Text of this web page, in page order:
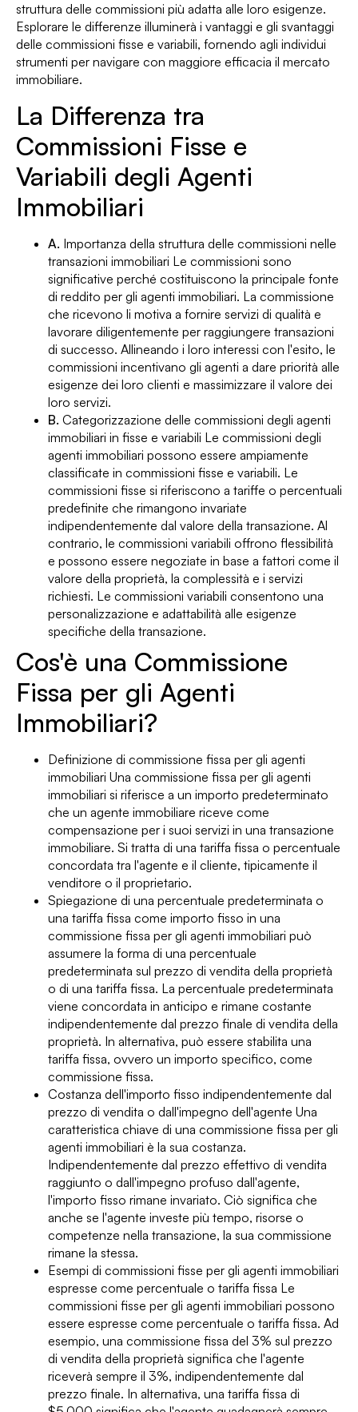
struttura delle commissioni più adatta alle loro esigenze.
Esplorare le differenze illuminerà i vantaggi e gli svantaggi
delle commissioni fisse e variabili, fornendo agli individui
strumenti per navigare con maggiore efficacia il mercato
immobiliare.
La Differenza tra
Commissioni Fisse e
Variabili degli Agenti
Immobiliari
A. Importanza della struttura delle commissioni nelle
transazioni immobiliari Le commissioni sono
significative perché costituiscono la principale fonte
di reddito per gli agenti immobiliari. La commissione
che ricevono li motiva a fornire servizi di qualità e
lavorare diligentemente per raggiungere transazioni
di successo. Allineando i loro interessi con l'esito, le
commissioni incentivano gli agenti a dare priorità alle
esigenze dei loro clienti e massimizzare il valore dei
loro servizi.
B. Categorizzazione delle commissioni degli agenti
immobiliari in fisse e variabili Le commissioni degli
agenti immobiliari possono essere ampiamente
classificate in commissioni fisse e variabili. Le
commissioni fisse si riferiscono a tariffe o percentuali
predefinite che rimangono invariate
indipendentemente dal valore della transazione. Al
contrario, le commissioni variabili offrono flessibilità
e possono essere negoziate in base a fattori come il
valore della proprietà, la complessità e i servizi
richiesti. Le commissioni variabili consentono una
personalizzazione e adattabilità alle esigenze
specifiche della transazione.
Cos'è una Commissione
Fissa per gli Agenti
Immobiliari?
Definizione di commissione fissa per gli agenti
immobiliari Una commissione fissa per gli agenti
immobiliari si riferisce a un importo predeterminato
che un agente immobiliare riceve come
compensazione per i suoi servizi in una transazione
immobiliare. Si tratta di una tariffa fissa o percentuale
concordata tra l'agente e il cliente, tipicamente il
venditore o il proprietario.
Spiegazione di una percentuale predeterminata o
una tariffa fissa come importo fisso in una
commissione fissa per gli agenti immobiliari può
assumere la forma di una percentuale
predeterminata sul prezzo di vendita della proprietà
o di una tariffa fissa. La percentuale predeterminata
viene concordata in anticipo e rimane costante
indipendentemente dal prezzo finale di vendita della
proprietà. In alternativa, può essere stabilita una
tariffa fissa, ovvero un importo specifico, come
commissione fissa.
Costanza dell'importo fisso indipendentemente dal
prezzo di vendita o dall'impegno dell'agente Una
caratteristica chiave di una commissione fissa per gli
agenti immobiliari è la sua costanza.
Indipendentemente dal prezzo effettivo di vendita
raggiunto o dall'impegno profuso dall'agente,
l'importo fisso rimane invariato. Ciò significa che
anche se l'agente investe più tempo, risorse o
competenze nella transazione, la sua commissione
rimane la stessa.
Esempi di commissioni fisse per gli agenti immobiliari
espresse come percentuale o tariffa fissa Le
commissioni fisse per gli agenti immobiliari possono
essere espresse come percentuale o tariffa fissa. Ad
esempio, una commissione fissa del 3% sul prezzo
di vendita della proprietà significa che l'agente
riceverà sempre il 3%, indipendentemente dal
prezzo finale. In alternativa, una tariffa fissa di